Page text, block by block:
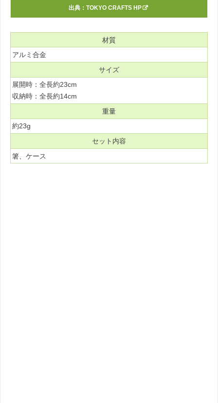
出典： TOKYO CRAFTS HP
材質
アルミ合金
サイズ
展開時：全長約23cm
収納時：全長約14cm
重量
約23g
セット内容
箸、ケース